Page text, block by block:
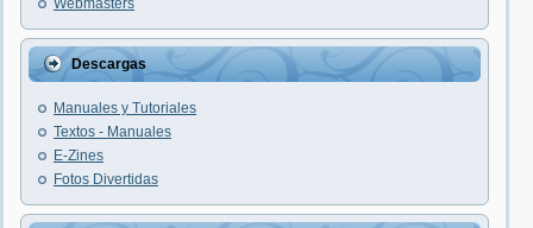
Webmasters
Descargas
Manuales y Tutoriales
Textos - Manuales
E-Zines
Fotos Divertidas